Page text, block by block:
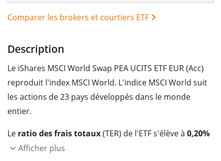
Comparer les brokers et courtiers ETF
Description
Le iShares MSCI World Swap PEA UCITS ETF EUR (Acc)
reproduit l'index MSCI World. L'indice MSCI World suit
les actions de 23 pays développés dans le monde
entier.
Le ratio des frais totaux(TER) de l'ETF s'élève à 0,20%
p.a.. L'ETFreproduit synthétiquement
Afficher plus